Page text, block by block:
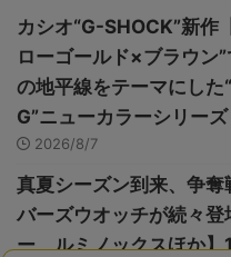
カシオ“G-SHOCK”新作
ローゴールド×ブラウン
の地平線をテーマにした
G”ニューカラーシリーズ
2026/8/7
真夏シーズン到来、争奪
バーズウオッチが続々登
ー、ルミノックスほか】